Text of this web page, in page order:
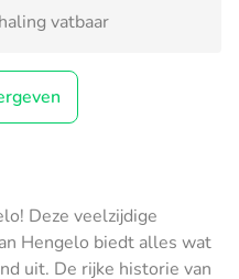
vatbaar
Deze veelzijdige
Hengelo biedt alles wat
uit. De rijke historie van